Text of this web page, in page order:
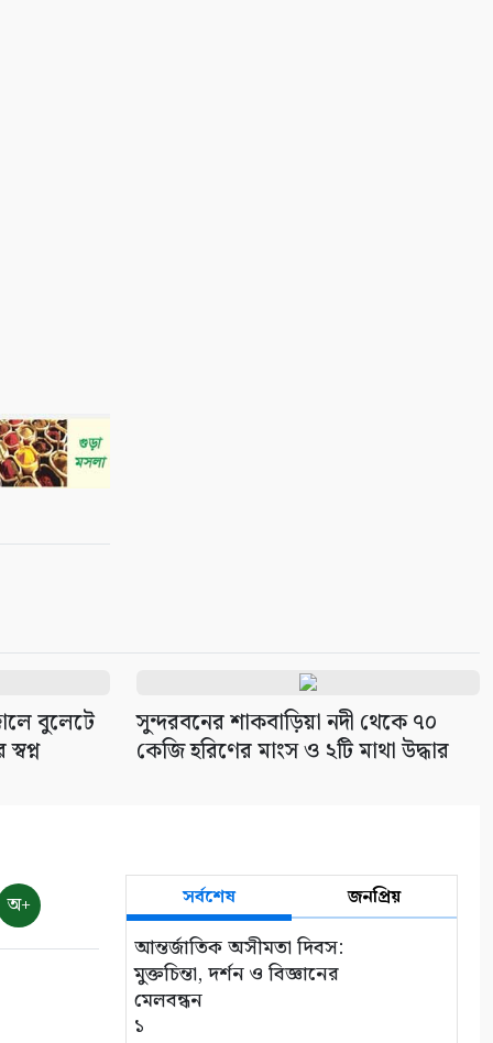
বুলেটে
সুন্দরবনের শাকবাড়িয়া নদী থেকে ৭০
কেজি হরিণের মাংস ও ২টি মাথা উদ্ধার
অ+ সর্বশেষ জনপ্রিয়
আন্তর্জাতিক অসীমতা দিবস:
মুক্তচিন্তা, দর্শন ও বিজ্ঞানের
মেলবন্ধন
১